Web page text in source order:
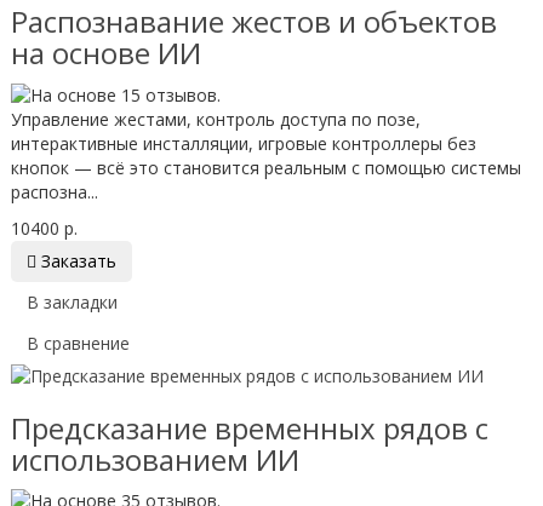
Распознавание жестов и объектов
на основе ИИ
Управление жестами, контроль доступа по позе,
интерактивные инсталляции, игровые контроллеры без
кнопок — всё это становится реальным с помощью системы
распозна...
10400 р.
 Заказать
В закладки
В сравнение
Предсказание временных рядов с
использованием ИИ